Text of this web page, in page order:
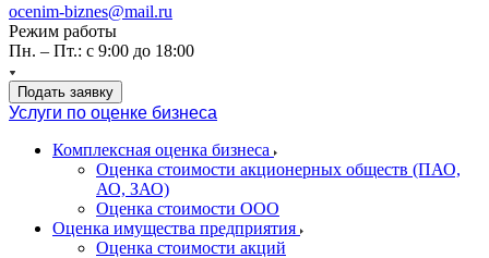
ocenim-biznes@mail.ru
Режим работы
Пн. – Пт.: с 9:00 до 18:00
Подать заявку
Услуги по оценке бизнеса
Комплексная оценка бизнеса
Оценка стоимости акционерных обществ (ПАО,
АО, ЗАО)
Оценка стоимости ООО
Оценка имущества предприятия
Оценка стоимости акций